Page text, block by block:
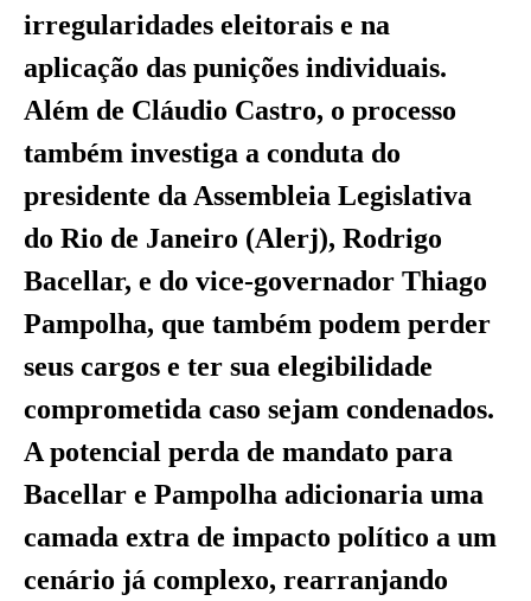
irregularidades eleitorais e na
aplicação das punições individuais.
Além de Cláudio Castro, o processo
também investiga a conduta do
presidente da Assembleia Legislativa
do Rio de Janeiro (Alerj), Rodrigo
Bacellar, e do vice-governador Thiago
Pampolha, que também podem perder
seus cargos e ter sua elegibilidade
comprometida caso sejam condenados.
A potencial perda de mandato para
Bacellar e Pampolha adicionaria uma
camada extra de impacto político a um
cenário já complexo, rearranjando